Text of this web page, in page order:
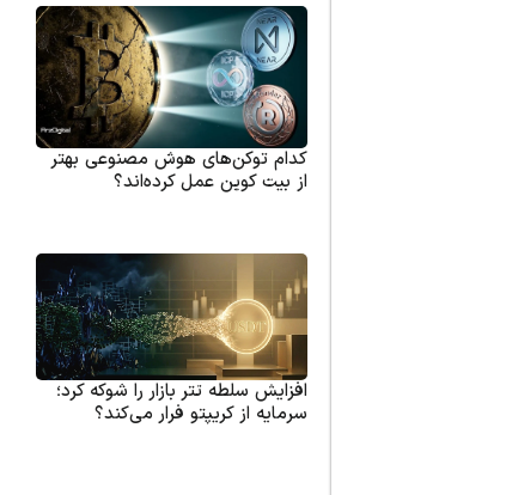
کدام توکن‌های هوش مصنوعی بهتر
از بیت کوین عمل کرده‌اند؟
افزایش سلطه تتر بازار را شوکه کرد؛
سرمایه از کریپتو فرار می‌کند؟